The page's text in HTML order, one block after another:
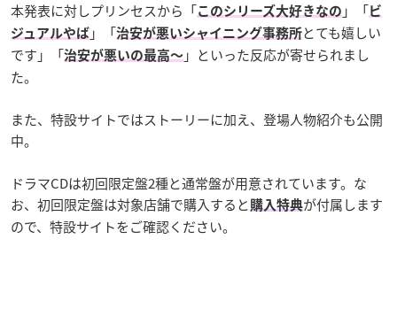
本発表に対しプリンセスから「このシリーズ大好きなの 」「 ビ
ジュアルやば 」「治安が悪いシャイニング事務所とても嬉しい
です」「治安が悪いの最高〜 」といった反応が寄せられまし
た。
また、特設サイトではストーリーに加え、登場人物紹介も公開
中。
ドラマCDは初回限定盤2種と通常盤が用意されています。な
お、初回限定盤は対象店舗で購入すると 購入特典が付属します
ので、特設サイトをご確認ください。